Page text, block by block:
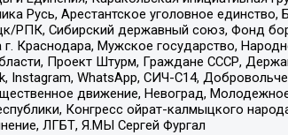
Русь, Арестантское уголовное
РПК, Сибирский державный союз, Фонд
Краснодара, Мужское государство,
Проект Штурм, Граждане СССР,
Instagram, WhatsApp, СИЧ-С14,
движение, Невоград,
Конгресс ойрат-калмыцкого
ЛГБТ, Я.МЫ Сергей Фургал